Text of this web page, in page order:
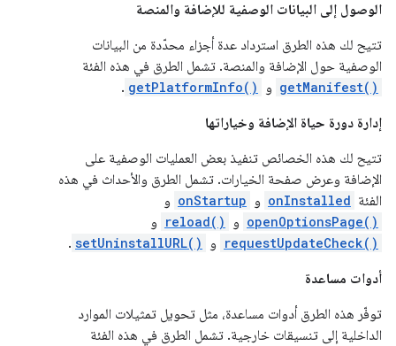
الوصول إلى البيانات الوصفية للإضافة والمنصة
تتيح لك هذه الطرق استرداد عدة أجزاء محدّدة من البيانات
الوصفية حول الإضافة والمنصة. تشمل الطرق في هذه الفئة
getManifest() و getPlatformInfo()
.
إدارة دورة حياة الإضافة وخياراتها
تتيح لك هذه الخصائص تنفيذ بعض العمليات الوصفية على
الإضافة وعرض صفحة الخيارات. تشمل الطرق والأحداث في هذه
الفئة onInstalled و onStartup و
openOptionsPage() و reload() و
requestUpdateCheck() و setUninstallURL()
.
أدوات مساعدة
توفّر هذه الطرق أدوات مساعدة، مثل تحويل تمثيلات الموارد
الداخلية إلى تنسيقات خارجية. تشمل الطرق في هذه الفئة